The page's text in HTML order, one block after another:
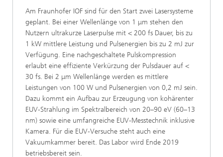
Am Fraunhofer IOF sind für den Start zwei Lasersysteme
geplant. Bei einer Wellenlänge von 1 μm stehen den
Nutzern ultrakurze Laserpulse mit < 200 fs Dauer, bis zu
1 kW mittlere Leistung und Pulsenergien bis zu 2 mJ zur
Verfügung. Eine nachgeschaltete Pulskompression
erlaubt eine effiziente Verkürzung der Pulsdauer auf <
30 fs. Bei 2 μm Wellenlänge werden es mittlere
Leistungen von 100 W und Pulsenergien von 0,2 mJ sein.
Dazu kommt ein Aufbau zur Erzeugung von kohärenter
EUV-Strahlung im Spektralbereich von 20–90 eV (60–13
nm) sowie eine umfangreiche EUV-Messtechnik inklusive
Kamera. Für die EUV-Versuche steht auch eine
Vakuumkammer bereit. Das Labor wird Ende 2019
betriebsbereit sein.